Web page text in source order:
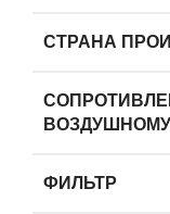
СТРАНА
ВОЗДУШНОМУ
ФИЛЬТР